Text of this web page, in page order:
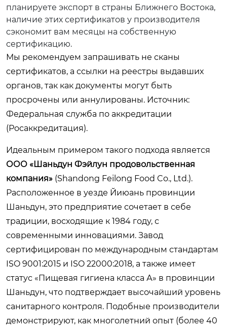
планируете экспорт в страны Ближнего Востока,
наличие этих сертификатов у производителя
сэкономит вам месяцы на собственную
сертификацию.
Мы рекомендуем запрашивать не сканы
сертификатов, а ссылки на реестры выдавших
органов, так как документы могут быть
просрочены или аннулированы. Источник:
Федеральная служба по аккредитации
(Росаккредитация).
Идеальным примером такого подхода является
ООО «Шаньдун Фэйлун продовольственная
компания» (Shandong Feilong Food Co., Ltd.).
Расположенное в уезде Йиюань провинции
Шаньдун, это предприятие сочетает в себе
традиции, восходящие к 1984 году, с
современными инновациями. Завод
сертифицирован по международным стандартам
ISO 9001:2015 и ISO 22000:2018, а также имеет
статус «Пищевая гигиена класса А» в провинции
Шаньдун, что подтверждает высочайший уровень
санитарного контроля. Подобные производители
демонстрируют, как многолетний опыт (более 40